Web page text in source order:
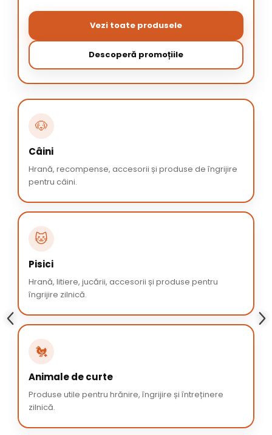
Vezi toate produsele
Descoperă promoțiile
🐶
Câini
Hrană, recompense, accesorii și produse de îngrijire
pentru câini.
🐱
Pisici
Hrană, litiere, jucării, accesorii și produse pentru
îngrijire zilnică.
🐔
Animale de curte
Produse utile pentru hrănire, îngrijire și întreținere
zilnică.